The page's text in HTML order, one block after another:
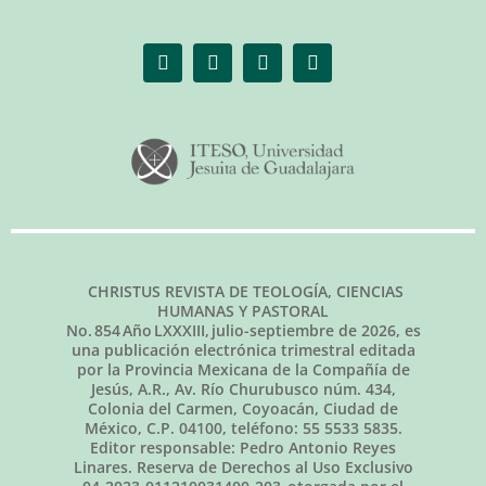
CHRISTUS REVISTA DE TEOLOGÍA, CIENCIAS
HUMANAS Y PASTORAL
No.854Año LXXXIII, julio-septiembre de 2026, es
una publicación electrónica trimestral editada
por la Provincia Mexicana de la Compañía de
Jesús, A.R., Av. Río Churubusco núm. 434,
Colonia del Carmen, Coyoacán, Ciudad de
México, C.P. 04100, teléfono: 55 5533 5835.
Editor responsable: Pedro Antonio Reyes
Linares. Reserva de Derechos al Uso Exclusivo